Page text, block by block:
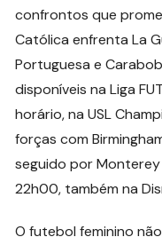
confrontos que
Católica enfrenta La
Portuguesa e
disponíveis na Liga
horário, na USL
forças com
seguido por
22h00, também na
O futebol feminino